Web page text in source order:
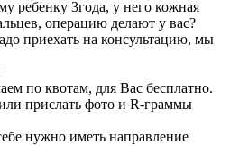
ребенку 3года, у него кожная
операцию делают у вас?
приехать на консультацию, мы
по квотам, для Вас бесплатно.
прислать фото и R-граммы
нужно иметь направление